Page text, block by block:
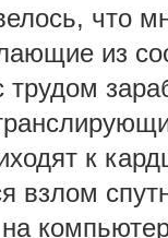
что
из
трудом
к
взлом